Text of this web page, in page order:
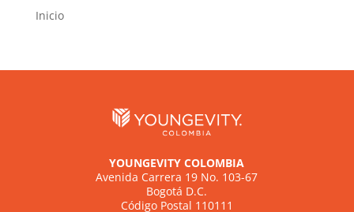
Inicio
YOUNGEVITY COLOMBIA
Avenida Carrera 19 No. 103-67
Bogotá D.C.
Código Postal 110111